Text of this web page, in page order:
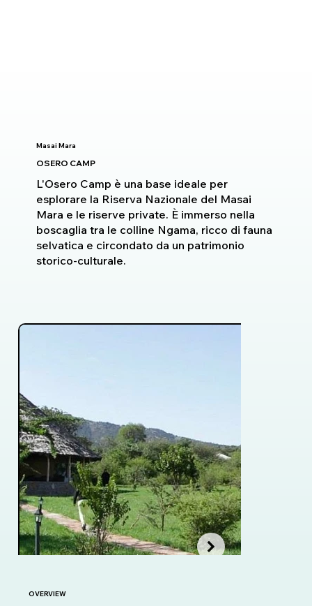
Masai Mara
OSERO CAMP
L'Osero Camp è una base ideale per
esplorare la Riserva Nazionale del Masai
Mara e le riserve private. È immerso nella
boscaglia tra le colline Ngama, ricco di fauna
selvatica e circondato da un patrimonio
storico-culturale.
OVERVIEW